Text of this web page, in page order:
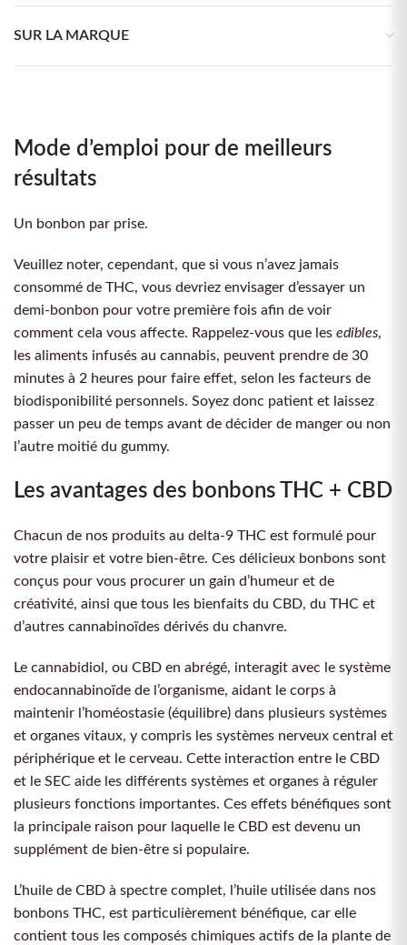
SUR LA MARQUE
Mode d’emploi pour de meilleurs
résultats
Un bonbon par prise.
Veuillez noter, cependant, que si vous n’avez jamais
consommé de THC, vous devriez envisager d’essayer un
demi-bonbon pour votre première fois afin de voir
comment cela vous affecte. Rappelez-vous que les edibles,
les aliments infusés au cannabis, peuvent prendre de 30
minutes à 2 heures pour faire effet, selon les facteurs de
biodisponibilité personnels. Soyez donc patient et laissez
passer un peu de temps avant de décider de manger ou non
l’autre moitié du gummy.
Les avantages des bonbons THC + CBD
Chacun de nos produits au delta-9 THC est formulé pour
votre plaisir et votre bien-être. Ces délicieux bonbons sont
conçus pour vous procurer un gain d’humeur et de
créativité, ainsi que tous les bienfaits du CBD, du THC et
d’autres cannabinoïdes dérivés du chanvre.
Le cannabidiol, ou CBD en abrégé, interagit avec le système
endocannabinoïde de l’organisme, aidant le corps à
maintenir l’homéostasie (équilibre) dans plusieurs systèmes
et organes vitaux, y compris les systèmes nerveux central et
périphérique et le cerveau. Cette interaction entre le CBD
et le SEC aide les différents systèmes et organes à réguler
plusieurs fonctions importantes. Ces effets bénéfiques sont
la principale raison pour laquelle le CBD est devenu un
supplément de bien-être si populaire.
L’huile de CBD à spectre complet, l’huile utilisée dans nos
bonbons THC, est particulièrement bénéfique, car elle
contient tous les composés chimiques actifs de la plante de